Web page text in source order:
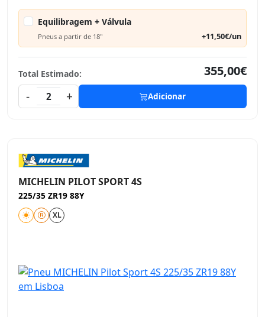
Equilibragem + Válvula
Pneus a partir de 18" +11,50€/un
Total Estimado:
355,00€
-
2 + Adicionar
MICHELIN PILOT SPORT 4S
225/35 ZR19 88Y
XL